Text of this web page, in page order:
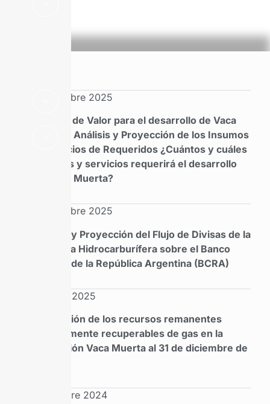
Septiembre 2025
Cadena de Valor para el desarrollo de Vaca
Muerta: Análisis y Proyección de los Insumos
y Servicios de Requeridos ¿Cuántos y cuáles
insumos y servicios requerirá el desarrollo
de Vaca Muerta?
Septiembre 2025
Cálculo y Proyección del Flujo de Divisas de la
Industria Hidrocarburífera sobre el Banco
Central de la República Argentina (BCRA)
Febrero 2025
Estimación de los recursos remanentes
técnicamente recuperables de gas en la
Formación Vaca Muerta al 31 de diciembre de
Diciembre 2024